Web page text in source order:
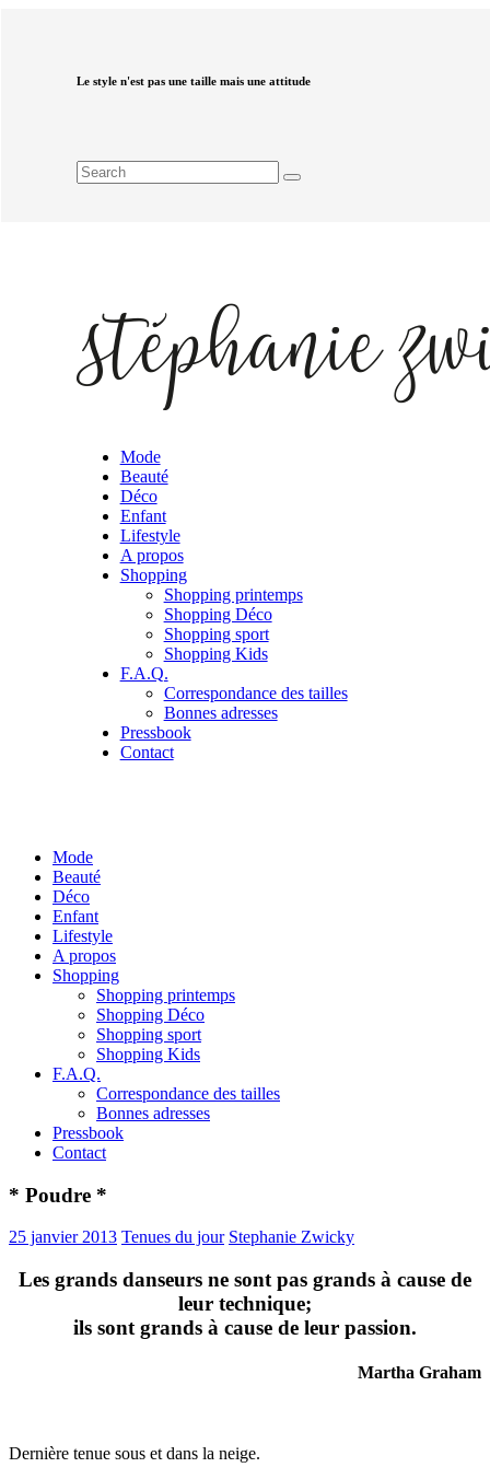
Le style n'est pas une taille mais une attitude
Mode
Beauté
Déco
Enfant
Lifestyle
A propos
Shopping
Shopping printemps
Shopping Déco
Shopping sport
Shopping Kids
F.A.Q.
Correspondance des tailles
Bonnes adresses
Pressbook
Contact
Mode
Beauté
Déco
Enfant
Lifestyle
A propos
Shopping
Shopping printemps
Shopping Déco
Shopping sport
Shopping Kids
F.A.Q.
Correspondance des tailles
Bonnes adresses
Pressbook
Contact
* Poudre *
25 janvier 2013 Tenues du jour Stephanie Zwicky
Les grands danseurs ne sont pas grands à cause de
leur technique;
ils sont grands à cause de leur passion.
Martha Graham
Dernière tenue sous et dans la neige.